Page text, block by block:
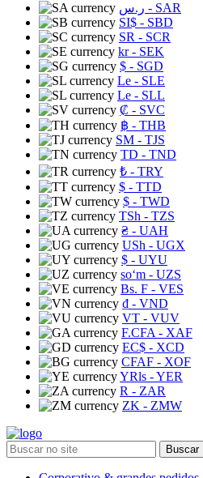
ر.س - SAR
SI$ - SBD
SR - SCR
kr- SEK
$ - SGD
Le - SLE
Le - SLL
₡ - SVC
฿ - THB
ЅМ - TJS
TD - TND
₺ - TRY
$ - TTD
$ - TWD
TSh - TZS
₴ - UAH
USh - UGX
$ - UYU
soʻm - UZS
Bs. F - VES
₫ - VND
VT - VUV
F.CFA - XAF
EC$ - XCD
CFAF - XOF
YRls - YER
R - ZAR
ZK - ZMW
Buscar